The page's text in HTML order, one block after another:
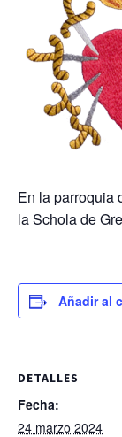
En la parroquia
la Schola de
Añadir al
DETALLES
Fecha:
24 marzo 2024